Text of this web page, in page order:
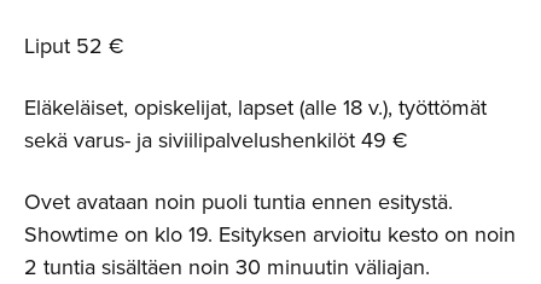
Liput 52 €
Eläkeläiset, opiskelijat, lapset (alle 18 v.), työttömät
sekä varus- ja siviilipalvelushenkilöt 49 €
Ovet avataan noin puoli tuntia ennen esitystä.
Showtime on klo 19. Esityksen arvioitu kesto on noin
2 tuntia sisältäen noin 30 minuutin väliajan.